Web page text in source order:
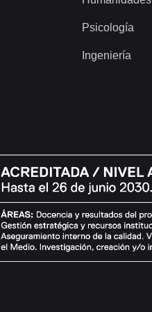
Psicología
Ingeniería